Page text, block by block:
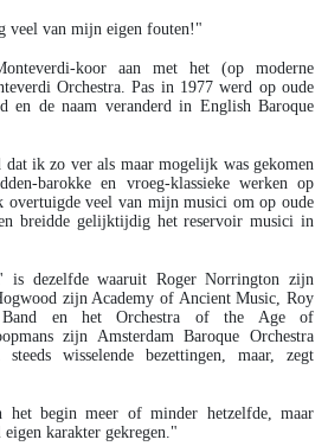
veel van mijn eigen fouten!"
koor aan met het (op moderne
Orchestra. Pas in 1977 werd op oude
en de naam veranderd in English Baroque
ik zo ver als maar mogelijk was gekomen
barokke en vroeg-klassieke werken op
overtuigde veel van mijn musici om op oude
breidde gelijktijdig het reservoir musici in
is dezelfde waaruit Roger Norrington zijn
zijn Academy of Ancient Music, Roy
Band en het Orchestra of the Age of
zijn Amsterdam Baroque Orchestra
wisselende bezettingen, maar, zegt
het begin meer of minder hetzelfde, maar
eigen karakter gekregen."